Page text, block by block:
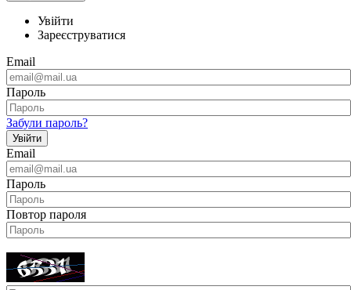
Увійти
Зареєструватися
Email
Пароль
Забули пароль?
Увійти
Email
Пароль
Повтор пароля